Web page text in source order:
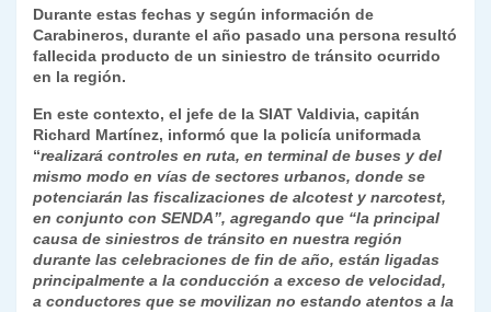
Durante estas fechas y según información de
Carabineros, durante el año pasado una persona resultó
fallecida producto de un siniestro de tránsito ocurrido
en la región.
En este contexto, el jefe de la SIAT Valdivia, capitán
Richard Martínez, informó que la policía uniformada
“realizará controles en ruta, en terminal de buses y del
mismo modo en vías de sectores urbanos, donde se
potenciarán las fiscalizaciones de alcotest y narcotest,
en conjunto con SENDA”, agregando que “la principal
causa de siniestros de tránsito en nuestra región
durante las celebraciones de fin de año, están ligadas
principalmente a la conducción a exceso de velocidad,
a conductores que se movilizan no estando atentos a la